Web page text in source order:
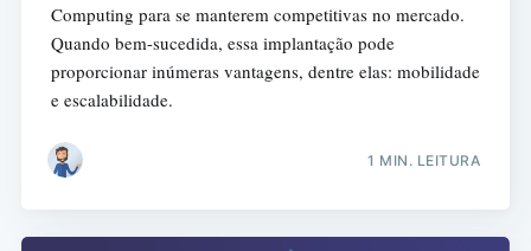
Computing para se manterem competitivas no mercado.
Quando bem-sucedida, essa implantação pode
proporcionar inúmeras vantagens, dentre elas: mobilidade
e escalabilidade.
1 MIN. LEITURA